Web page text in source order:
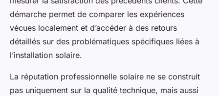
démarche permet de comparer les expériences
vécues localement et d’accéder à des retours
détaillés sur des problématiques spécifiques liées à
l’installation solaire.
La réputation professionnelle solaire ne se construit
pas uniquement sur la qualité technique, mais aussi